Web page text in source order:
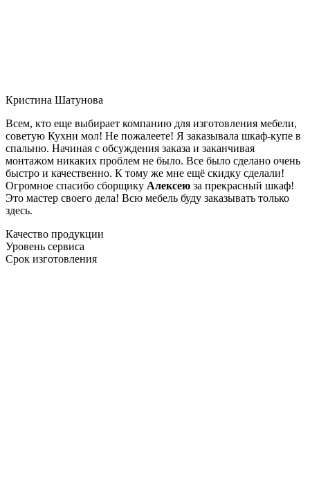
Кристина Шатунова
Всем, кто еще выбирает компанию для изготовления мебели,
советую Кухни мол! Не пожалеете! Я заказывала шкаф-купе в
спальню. Начиная с обсуждения заказа и заканчивая
монтажом никаких проблем не было. Все было сделано очень
быстро и качественно. К тому же мне ещё скидку сделали!
Огромное спасибо сборщику Алексею за прекрасный шкаф!
Это мастер своего дела! Всю мебель буду заказывать только
здесь.
Качество продукции
Уровень сервиса
Срок изготовления